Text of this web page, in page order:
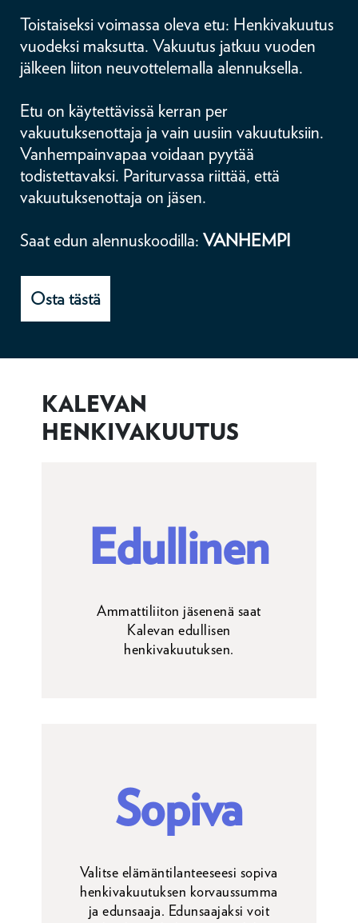
Toistaiseksi voimassa oleva etu: Henkivakuutus
vuodeksi maksutta. Vakuutus jatkuu vuoden
jälkeen liiton neuvottelemalla alennuksella.
Etu on käytettävissä kerran per
vakuutuksenottaja ja vain uusiin vakuutuksiin.
Vanhempainvapaa voidaan pyytää
todistettavaksi. Pariturvassa riittää, että
vakuutuksenottaja on jäsen.
Saat edun alennuskoodilla: VANHEMPI
Osta tästä
KALEVAN
HENKIVAKUUTUS
Edullinen
Ammattiliiton jäsenenä saat
Kalevan edullisen
henkivakuutuksen.
Sopiva
Valitse elämäntilanteeseesi sopiva
henkivakuutuksen korvaussumma
ja edunsaaja. Edunsaajaksi voit